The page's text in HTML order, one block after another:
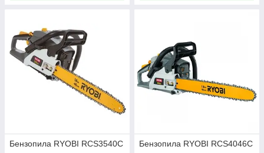
Бензопила RYOBI RCS3540C
Бензопила RYOBI RCS4046C